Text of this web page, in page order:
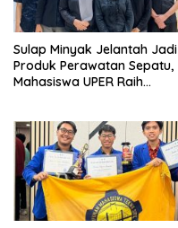
Sulap Minyak Jelantah Jadi
Produk Perawatan Sepatu,
Mahasiswa UPER Raih